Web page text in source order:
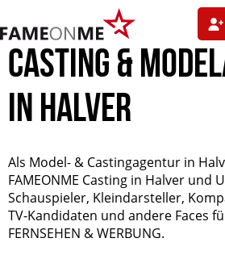
CASTING &
IN HALVER
Als Model- & Castingagentur in
FAMEONME Casting in Halver und
Schauspieler, Kleindarsteller,
TV-Kandidaten und andere Faces
FERNSEHEN & WERBUNG.